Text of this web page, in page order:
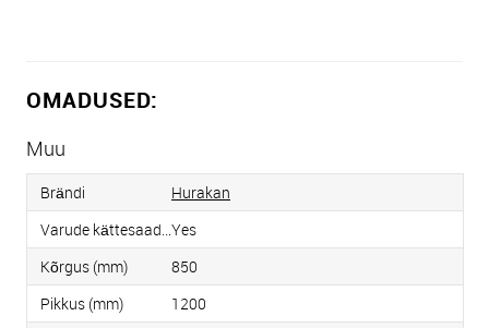
OMADUSED:
Muu
Brändi
Hurakan
Varude kättesaadavusYes
Kõrgus (mm)
850
Pikkus (mm)
1200